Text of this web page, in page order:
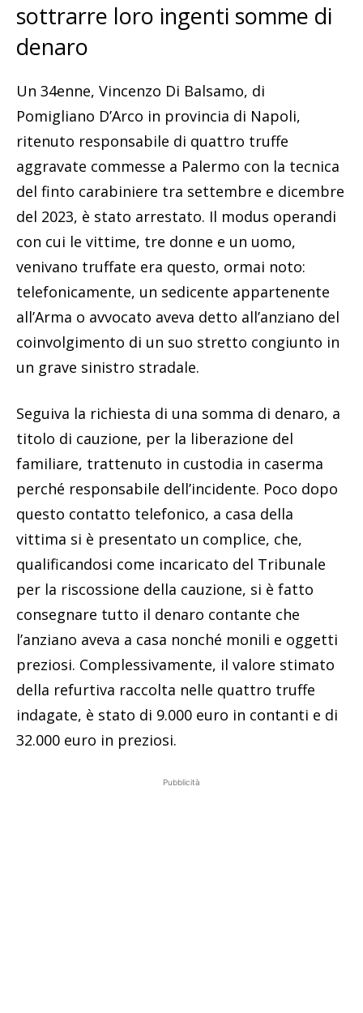
sottrarre loro ingenti somme di
denaro
Un 34enne, Vincenzo Di Balsamo, di
Pomigliano D’Arco in provincia di Napoli,
ritenuto responsabile di quattro truffe
aggravate commesse a Palermo con la tecnica
del finto carabiniere tra settembre e dicembre
del 2023, è stato arrestato. Il modus operandi
con cui le vittime, tre donne e un uomo,
venivano truffate era questo, ormai noto:
telefonicamente, un sedicente appartenente
all’Arma o avvocato aveva detto all’anziano del
coinvolgimento di un suo stretto congiunto in
un grave sinistro stradale.
Seguiva la richiesta di una somma di denaro, a
titolo di cauzione, per la liberazione del
familiare, trattenuto in custodia in caserma
perché responsabile dell’incidente. Poco dopo
questo contatto telefonico, a casa della
vittima si è presentato un complice, che,
qualificandosi come incaricato del Tribunale
per la riscossione della cauzione, si è fatto
consegnare tutto il denaro contante che
l’anziano aveva a casa nonché monili e oggetti
preziosi. Complessivamente, il valore stimato
della refurtiva raccolta nelle quattro truffe
indagate, è stato di 9.000 euro in contanti e di
32.000 euro in preziosi.
Pubblicità